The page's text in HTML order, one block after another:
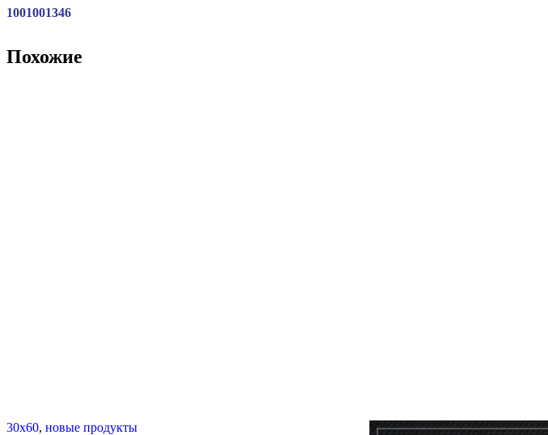
1001001346
Похожие
30x60, новые продукты